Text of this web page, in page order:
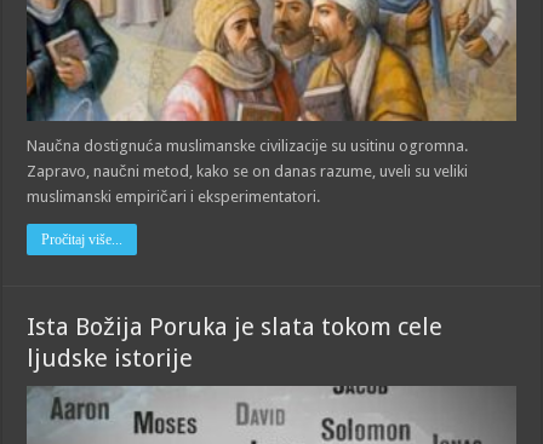
Naučna dostignuća muslimanske civilizacije su usitinu ogromna.
Zapravo, naučni metod, kako se on danas razume, uveli su veliki
muslimanski empiričari i eksperimentatori.
Pročitaj više...
Ista Božija Poruka je slata tokom cele
ljudske istorije